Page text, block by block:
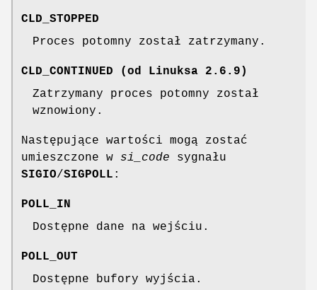
CLD_STOPPED
Proces potomny został zatrzymany.
CLD_CONTINUED (od Linuksa 2.6.9)
Zatrzymany proces potomny został
wznowiony.
Następujące wartości mogą zostać
umieszczone w si_code sygnału
SIGIO/SIGPOLL :
POLL_IN
Dostępne dane na wejściu.
POLL_OUT
Dostępne bufory wyjścia.